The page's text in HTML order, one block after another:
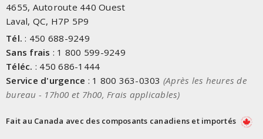
4655, Autoroute 440 Ouest
Laval, QC, H7P 5P9
Tél. : 450 688-9249
Sans frais : 1 800 599-9249
Téléc. : 450 686-1444
Service d'urgence : 1 800 363-0303 (Après les heures de
bureau - 17h00 et 7h00, Frais applicables)
Fait au Canada avec des composants canadiens et importés